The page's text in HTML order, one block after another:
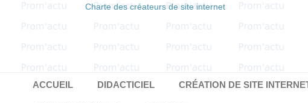
Charte des créateurs de site internet
ACCUEIL DIDACTICIEL CRÉATION DE SITE